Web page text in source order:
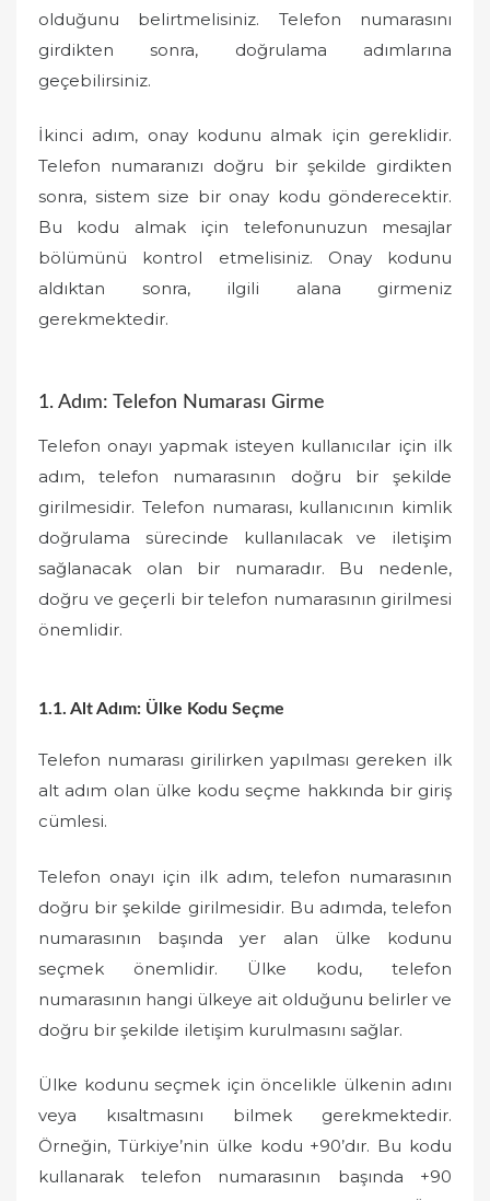
olduğunu belirtmelisiniz. Telefon numarasını
girdikten sonra, doğrulama adımlarına
geçebilirsiniz.
İkinci adım, onay kodunu almak için gereklidir.
Telefon numaranızı doğru bir şekilde girdikten
sonra, sistem size bir onay kodu gönderecektir.
Bu kodu almak için telefonunuzun mesajlar
bölümünü kontrol etmelisiniz. Onay kodunu
aldıktan sonra, ilgili alana girmeniz
gerekmektedir.
1. Adım: Telefon Numarası Girme
Telefon onayı yapmak isteyen kullanıcılar için ilk
adım, telefon numarasının doğru bir şekilde
girilmesidir. Telefon numarası, kullanıcının kimlik
doğrulama sürecinde kullanılacak ve iletişim
sağlanacak olan bir numaradır. Bu nedenle,
doğru ve geçerli bir telefon numarasının girilmesi
önemlidir.
1.1. Alt Adım: Ülke Kodu Seçme
Telefon numarası girilirken yapılması gereken ilk
alt adım olan ülke kodu seçme hakkında bir giriş
cümlesi.
Telefon onayı için ilk adım, telefon numarasının
doğru bir şekilde girilmesidir. Bu adımda, telefon
numarasının başında yer alan ülke kodunu
seçmek önemlidir. Ülke kodu, telefon
numarasının hangi ülkeye ait olduğunu belirler ve
doğru bir şekilde iletişim kurulmasını sağlar.
Ülke kodunu seçmek için öncelikle ülkenin adını
veya kısaltmasını bilmek gerekmektedir.
Örneğin, Türkiye’nin ülke kodu +90’dır. Bu kodu
kullanarak telefon numarasının başında +90